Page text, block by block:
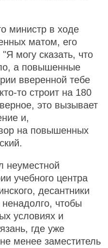
министр в ходе
матом, его
могу сказать, что
а повышенные
вверенной тебе
то строит на 180
это вызывает
и,
на повышенных
неуместной
учебного центра
десантники
чтобы
условиях и
где уже
менее заместитель